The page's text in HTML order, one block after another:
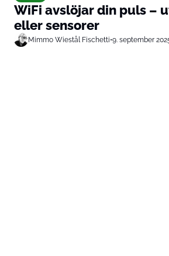
WiFi avslöjar din puls –
eller sensorer
Mimmo Wiestål Fischetti•9. september